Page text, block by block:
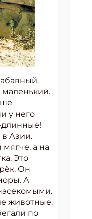
маленький.
у него
Азии.
мягче, а на
Это
Он
А
животные.
по